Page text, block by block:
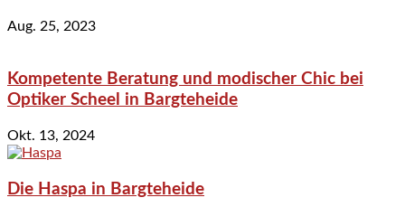
Aug. 25, 2023
Kompetente Beratung und modischer Chic bei
Optiker Scheel in Bargteheide
Okt. 13, 2024
Die Haspa in Bargteheide